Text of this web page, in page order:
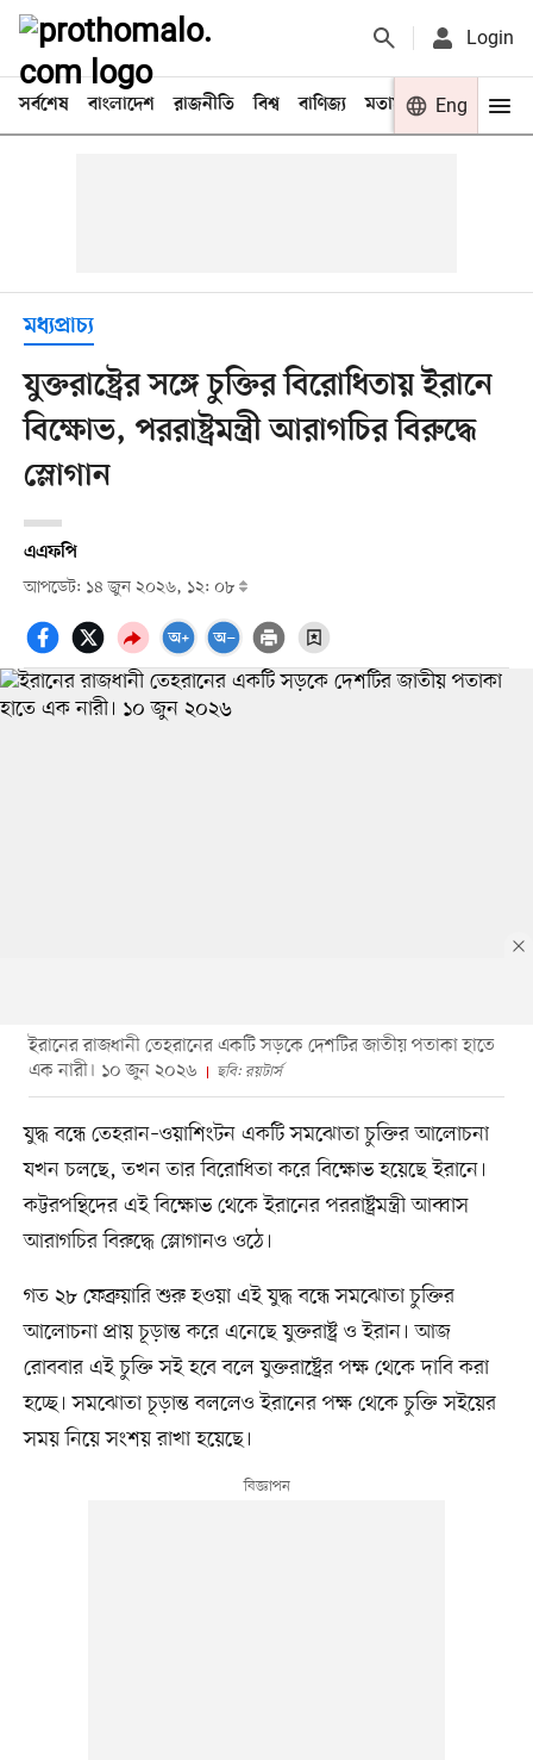
Login
সর্বশেষ বাংলাদেশ রাজনীতি বিশ্ব বাণিজ্য মতামত খেলা
Eng
মধ্যপ্রাচ্য
যুক্তরাষ্ট্রের সঙ্গে চুক্তির বিরোধিতায় ইরানে
বিক্ষোভ, পররাষ্ট্রমন্ত্রী আরাগচির বিরুদ্ধে
স্লোগান
এএফপি
আপডেট: ১৪ জুন ২০২৬, ১২: ০৮
ইরানের রাজধানী তেহরানের একটি সড়কে দেশটির জাতীয় পতাকা হাতে
এক নারী। ১০ জুন ২০২৬
ছবি: রয়টার্স
যুদ্ধ বন্ধে তেহরান–ওয়াশিংটন একটি সমঝোতা চুক্তির আলোচনা
যখন চলছে, তখন তার বিরোধিতা করে বিক্ষোভ হয়েছে ইরানে।
কট্টরপন্থিদের এই বিক্ষোভ থেকে ইরানের পররাষ্ট্রমন্ত্রী আব্বাস
আরাগচির বিরুদ্ধে স্লোগানও ওঠে।
গত ২৮ ফেব্রুয়ারি শুরু হওয়া এই যুদ্ধ বন্ধে সমঝোতা চুক্তির
আলোচনা প্রায় চূড়ান্ত করে এনেছে যুক্তরাষ্ট্র ও ইরান। আজ
রোববার এই চুক্তি সই হবে বলে যুক্তরাষ্ট্রের পক্ষ থেকে দাবি করা
হচ্ছে। সমঝোতা চূড়ান্ত বললেও ইরানের পক্ষ থেকে চুক্তি সইয়ের
সময় নিয়ে সংশয় রাখা হয়েছে।